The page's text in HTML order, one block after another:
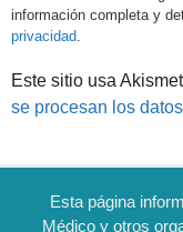
información completa y
privacidad
Este sitio usa
se procesan los
Esta página
Médico y otros